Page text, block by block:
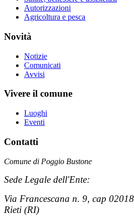
Autorizzazioni
Agricoltura e pesca
Novità
Notizie
Comunicati
Avvisi
Vivere il comune
Luoghi
Eventi
Contatti
Comune di Poggio Bustone
Sede Legale dell'Ente:
Via Francescana n. 9, cap
Rieti (RI)